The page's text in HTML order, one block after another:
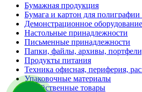
Бумажная продукция
Бумага и картон для полиграфии
Демонстрационное оборудование
Настольные принадлежности
Письменные принадлежности
Папки, файлы, архивы,
Продукты питания
Техника офисная, периферия,
Упаковочные материалы
Хозяйственные товары